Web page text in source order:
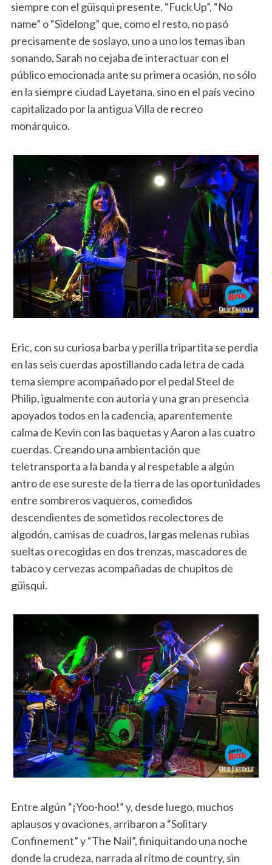
siempre con el güisqui presente, “Fuck Up”, “No
name” o “Sidelong” que, como el resto, no pasó
precisamente de soslayo, uno a uno los temas iban
sonando, Sarah no cejaba de interactuar con el
público emocionada ante su primera ocasión, no sólo
en la siempre ciudad Layetana, sino en el país vecino
capitalizado por la antigua Villa de recreo
monárquico.
Eric, con su curiosa barba y perilla tripartita se perdía
en las seis cuerdas apostillando cada letra de cada
tema siempre acompañado por el pedal Steel de
Philip, igualmente con autoría y una gran presencia
apoyados todos en la cadencia, aparentemente
calma de Kevin con las baquetas y Aaron a las cuatro
cuerdas. Creando una ambientación que
teletransporta a la banda y al respetable a algún
antro de ese sureste de la tierra de las oportunidades
entre sombreros vaqueros, comedidos
descendientes de sometidos recolectores de
algodón, camisas de cuadros, largas melenas rubias
sueltas o recogidas en dos trenzas, mascadores de
tabaco y cervezas acompañadas de chupitos de
güisqui.
Entre algún “¡Yoo-hoo!” y, desde luego, muchos
aplausos y ovaciones, arribaron a “Solitary
Confinement” y “The Nail”, finiquitando una noche
donde la crudeza, narrada al rítmo de country, sin